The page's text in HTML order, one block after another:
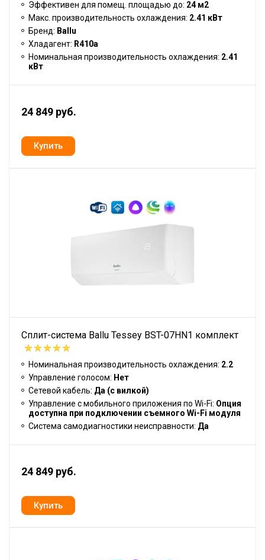
Эффективен для помещ. площадью до: 24 м2
Макс. производительность охлаждения: 2.41 кВт
Бренд: Ballu
Хладагент: R410a
Номинальная производительность охлаждения: 2.41
кВт
24 849 руб.
Сплит-система Ballu Tessey BST-07HN1 комплект
Номинальная производительность охлаждения: 2.2
Управление голосом: Нет
Сетевой кабель: Да (с вилкой)
Управление c мобильного приложения по Wi-Fi: Опция
доступна при подключении съемного Wi-Fi модуля
Система самодиагностики неисправности: Да
24 849 руб.